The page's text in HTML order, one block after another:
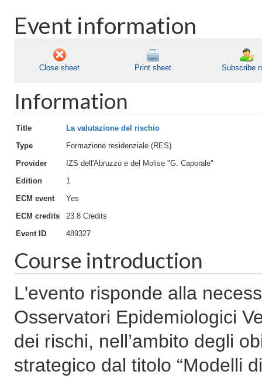
Event information
Close sheet Print sheet Subscribe
Information
Title
La valutazione del rischio
Type
Formazione residenziale (RES)
Provider
IZS dell'Abruzzo e del Molise "G. Caporale"
Edition
1
ECM event
Yes
ECM credits
23.8 Credits
Event ID
489327
Course introduction
L'evento risponde alla
Osservatori Epidemiologici
dei rischi, nell’ambito degli
strategico dal titolo “Modelli